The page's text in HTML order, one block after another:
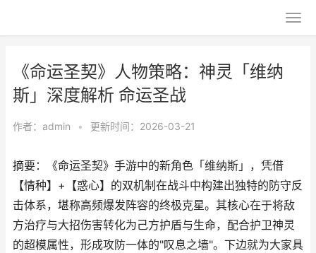
《命运圣契》人物策略：神灵「维纳
斯」深度解析 命运圣战
作者： admin • 更新时间：2026-03-21
摘要：《命运圣契》手游中的新角色「维纳斯」，凭借
【情种】+【惑心】的双机制在战斗中构建出独特的防守反
击体系，堪称高频爆发阵容的终极克星。其核心在于将敌
方治疗与大招伤害转化为己方护盾与生命，配合护卫神灵
的超模属性，形成攻防一体的"叹息之墙"。下边就为大家具